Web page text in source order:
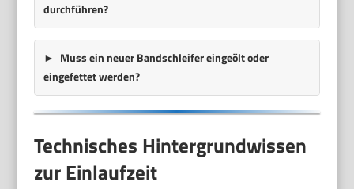
durchführen?
Muss ein neuer Bandschleifer eingeölt oder
eingefettet werden?
Technisches Hintergrundwissen
zur Einlaufzeit